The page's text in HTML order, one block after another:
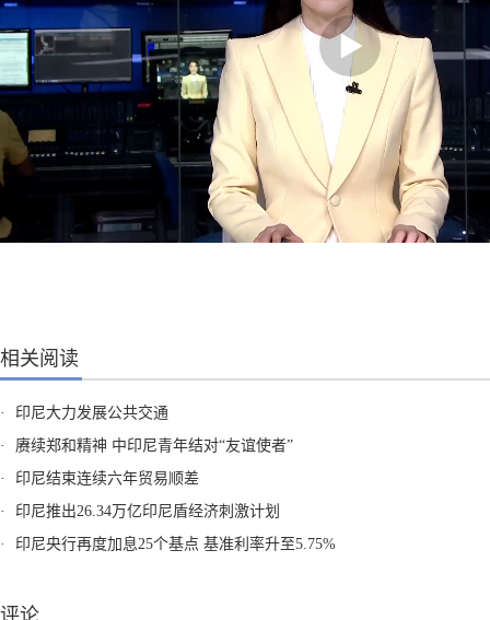
相关阅读
·
印尼大力发展公共交通
·
赓续郑和精神 中印尼青年结对“友谊使者”
·
印尼结束连续六年贸易顺差
·
印尼推出26.34万亿印尼盾经济刺激计划
·
印尼央行再度加息25个基点 基准利率升至5.75%